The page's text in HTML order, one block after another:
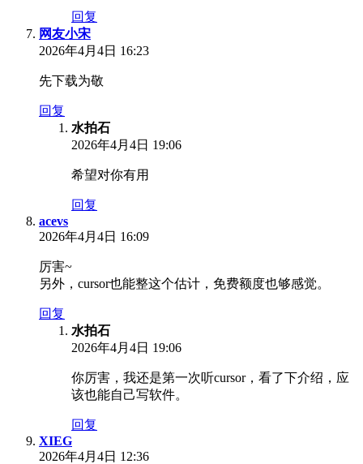
回复
网友小宋
2026年4月4日 16:23
先下载为敬
回复
水拍石
2026年4月4日 19:06
希望对你有用
回复
acevs
2026年4月4日 16:09
厉害~
另外，cursor也能整这个估计，免费额度也够感觉。
回复
水拍石
2026年4月4日 19:06
你厉害，我还是第一次听cursor，看了下介绍，应
该也能自己写软件。
回复
XIEG
2026年4月4日 12:36